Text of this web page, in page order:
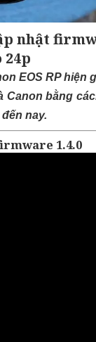
nhật
24p
EOS RP hiện
Canon bằng
nay.
1.4.0